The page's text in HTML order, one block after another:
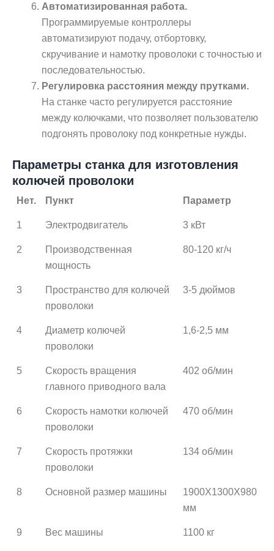
Автоматизированная работа.
Программируемые контроллеры
автоматизируют подачу, отбортовку,
скручивание и намотку проволоки с точностью и
последовательностью.
Регулировка расстояния между прутками.
На станке часто регулируется расстояние
между колючками, что позволяет пользователю
подгонять проволоку под конкретные нужды.
Параметры станка для изготовления
колючей проволоки
Нет. Пункт Параметр
1 Электродвигатель 3 кВт
2
Производственная
мощность
80-120 кг/ч
3
Пространство для колючей
проволоки
3-5 дюймов
4
Диаметр колючей
проволоки
1,6-2,5 мм
5
Скорость вращения
главного приводного вала
402 об/мин
6
Скорость намотки колючей
проволоки
470 об/мин
7
Скорость протяжки
проволоки
134 об/мин
8 Основной размер машины
1900X1300X980
мм
9 Вес машины 1100 кг